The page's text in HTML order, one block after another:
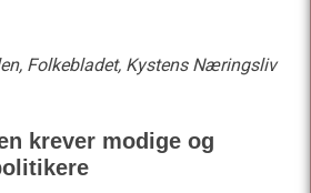
Folkebladet, Kystens Næringsliv
krever modige og